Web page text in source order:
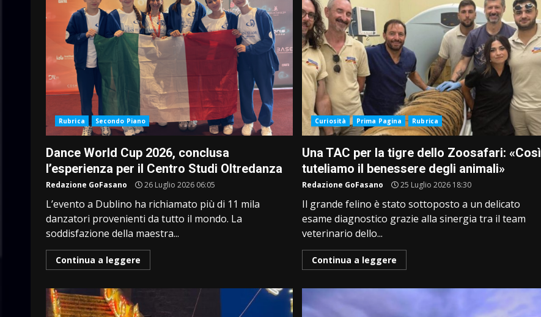
Rubrica Secondo Piano
Dance World Cup 2026, conclusa
l’esperienza per il Centro Studi Oltredanza
Redazione GoFasano 26 Luglio 2026 06:05
L’evento a Dublino ha richiamato più di 11 mila
danzatori provenienti da tutto il mondo. La
soddisfazione della maestra...
Continua a leggere
Curiosità Prima Pagina Rubrica
Una TAC per la tigre dello Zoosafari: «Così
tuteliamo il benessere degli animali»
Redazione GoFasano 25 Luglio 2026 18:30
Il grande felino è stato sottoposto a un delicato
esame diagnostico grazie alla sinergia tra il team
veterinario dello...
Continua a leggere